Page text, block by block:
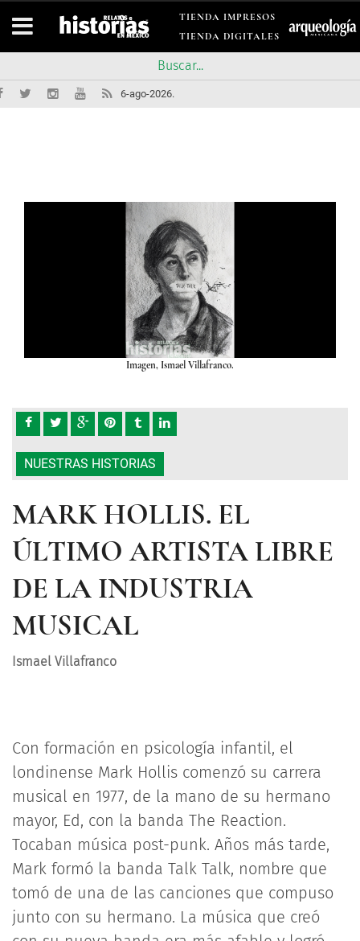
TIENDA IMPRESOS
TIENDA DIGITALES
6-ago-2026.
Imagen, Ismael Villafranco.
NUESTRAS HISTORIAS
MARK HOLLIS. EL
ÚLTIMO ARTISTA LIBRE
DE LA INDUSTRIA
MUSICAL
Ismael Villafranco
Con formación en psicología infantil, el
londinense Mark Hollis comenzó su carrera
musical en 1977, de la mano de su hermano
mayor, Ed, con la banda The Reaction.
Tocaban música post-punk. Años más tarde,
Mark formó la banda Talk Talk, nombre que
tomó de una de las canciones que compuso
junto con su hermano. La música que creó